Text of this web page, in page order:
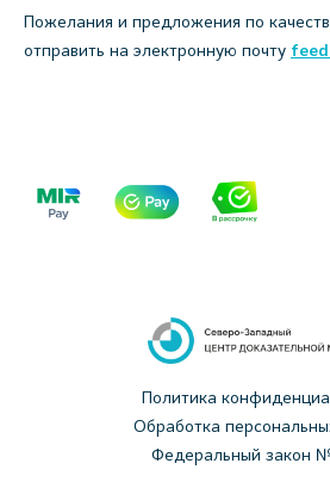
Пожелания и предложения по
отправить на электронную почту
Политика
Обработка
Федеральный закон